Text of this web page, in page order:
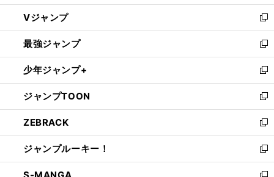
ウ
ィ
ン
ド
ウ
で
開
く
し
い
ウ
ィ
ン
ド
ウ
で
開
く
Vジャンプ
新
し
い
ウ
ィ
ン
ド
ウ
で
開
く
最強ジャンプ
新
し
い
ウ
ィ
ン
ド
ウ
で
開
く
少年ジャンプ+
新
し
い
ウ
ィ
ン
ド
ウ
ジャンプTOON
新
し
い
ウ
ィ
ン
ZEBRACK
新
し
い
ウ
ジャンプルーキー！
新
し